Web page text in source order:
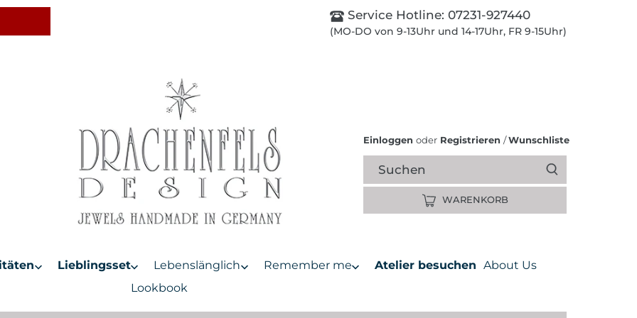
Service Hotline: 07231-927440
(MO-DO von 9-13Uhr und 14-17Uhr, FR 9-15Uhr)
Einloggen oder Registrieren /Wunschliste
WARENKORB
Lieblingsset Lebenslänglich Remember me Atelier besuchen About Us
Lookbook